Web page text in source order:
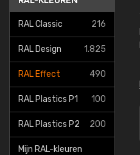
RAL Classic 216
RAL Design 1.825
RAL Effect 490
RAL Plastics P1 100
RAL Plastics P2 200
Mijn RAL-kleuren